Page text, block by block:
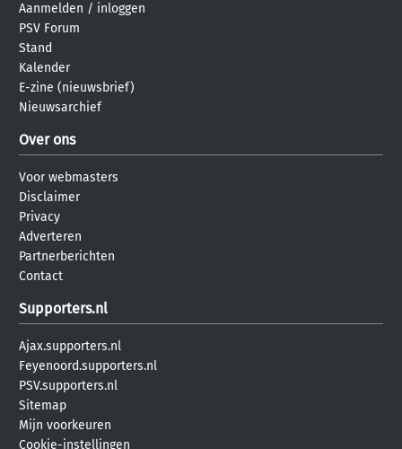
Aanmelden / inloggen
PSV Forum
Stand
Kalender
E-zine (nieuwsbrief)
Nieuwsarchief
Over ons
Voor webmasters
Disclaimer
Privacy
Adverteren
Partnerberichten
Contact
Supporters.nl
Ajax.supporters.nl
Feyenoord.supporters.nl
PSV.supporters.nl
Sitemap
Mijn voorkeuren
Cookie-instellingen